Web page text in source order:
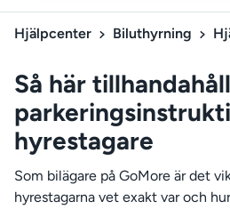
Hjälpcenter Biluthyrning
Så här
hyrestagare
Som bilägare på GoMore är det
hyrestagarna vet exakt var och